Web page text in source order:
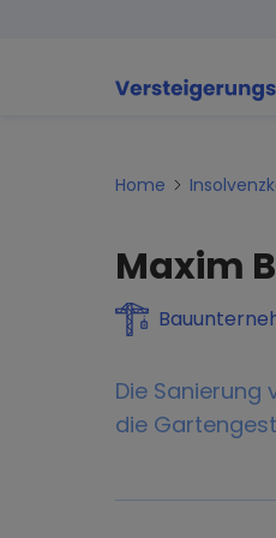
Home
Maxim
Die
die